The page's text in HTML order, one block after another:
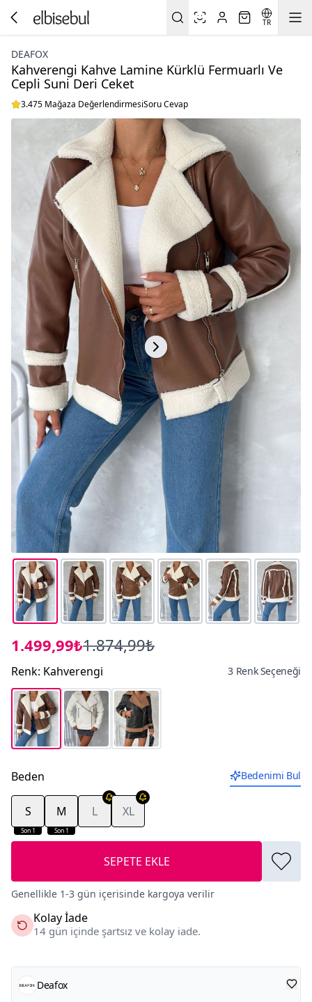
TR
DEAFOX
Kahverengi Kahve Lamine Kürklü Fermuarlı Ve
Cepli Suni Deri Ceket
3.475 Mağaza DeğerlendirmesiSoru Cevap
1.499,99₺1.874,99₺
Renk: Kahverengi 3 Renk Seçeneği
Beden Bedenimi Bul
Son 1
S
Son 1
M L XL
SEPETE EKLE
Genellikle 1-3 gün içerisinde kargoya verilir
Kolay İade
14 gün içinde şartsız ve kolay iade.
Deafox